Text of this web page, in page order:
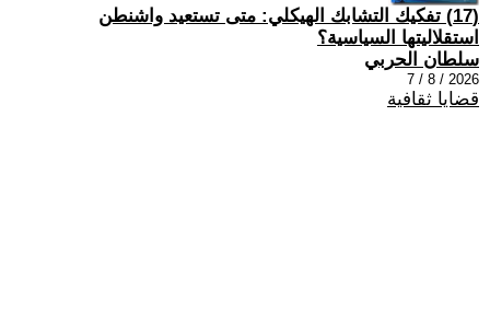
(17) تفكيك التشابك الهيكلي: متى تستعيد واشنطن
استقلاليتها السياسية؟
سلطان الحربي
2026 / 8 / 7
قضايا ثقافية